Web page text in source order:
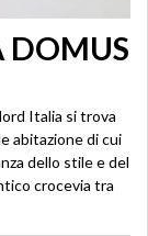
DOMUS
Italia si trova
abitazione di cui
dello stile e del
crocevia tra